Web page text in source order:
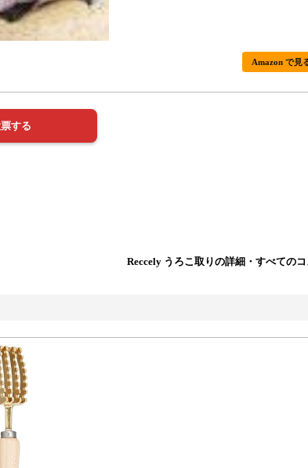
Amazon で見
Reccely うろこ取りの詳細・すべての